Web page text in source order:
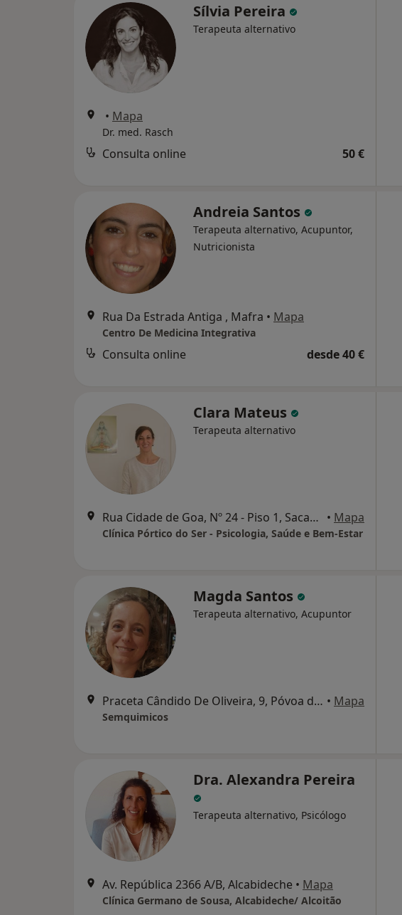
Sílvia Pereira
Terapeuta alternativo
• Mapa
Dr. med. Rasch
Consulta online 50 €
Andreia Santos
Terapeuta alternativo, Acupuntor,
Nutricionista
Rua Da Estrada Antiga , Mafra • Mapa
Centro De Medicina Integrativa
Consulta online desde 40 €
Clara Mateus
Terapeuta alternativo
Rua Cidade de Goa, Nº 24 - Piso 1, Sacavém • Mapa
Clínica Pórtico do Ser - Psicologia, Saúde e Bem-Estar
Magda Santos
Terapeuta alternativo, Acupuntor
Praceta Cândido De Oliveira, 9, Póvoa de Santo Adrião • Mapa
Semquimicos
Dra. Alexandra Pereira
Terapeuta alternativo, Psicólogo
Av. República 2366 A/B, Alcabideche • Mapa
Clínica Germano de Sousa, Alcabideche/ Alcoitão